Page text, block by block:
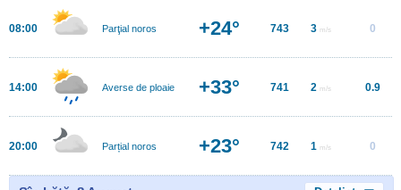
08:00 Parţial noros +24° 743 3 m/s 0
14:00 Averse de ploaie +33° 741 2 m/s 0.9
20:00 Parțial noros +23° 742 1 m/s 0